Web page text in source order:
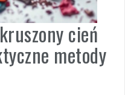
cień
metody